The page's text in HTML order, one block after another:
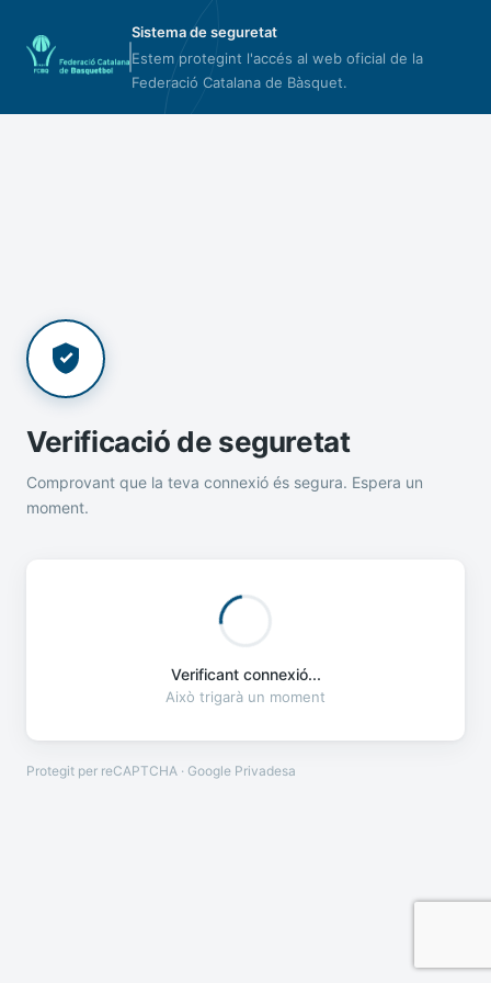
Sistema de seguretat
Estem protegint l'accés al web oficial de la
Federació Catalana de Bàsquet.
Verificació de seguretat
Comprovant que la teva connexió és segura. Espera un
moment.
Verificant connexió...
Això trigarà un moment
Protegit per reCAPTCHA · Google Privadesa